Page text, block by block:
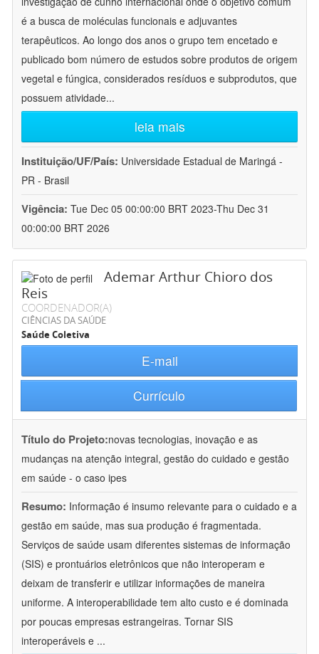
é a busca de moléculas funcionais e adjuvantes
terapêuticos. Ao longo dos anos o grupo tem encetado e
publicado bom número de estudos sobre produtos de origem
vegetal e fúngica, considerados resíduos e subprodutos, que
possuem atividade...
leia mais
Instituição/UF/País: Universidade Estadual de Maringá -
PR - Brasil
Vigência: Tue Dec 05 00:00:00 BRT 2023-Thu Dec 31
00:00:00 BRT 2026
Ademar Arthur Chioro dos
Reis
COORDENADOR(A)
CIÊNCIAS DA SAÚDE
Saúde Coletiva
E-mail
Currículo
Título do Projeto:novas tecnologias, inovação e as
mudanças na atenção integral, gestão do cuidado e gestão
em saúde - o caso ipes
Resumo: Informação é insumo relevante para o cuidado e a
gestão em saúde, mas sua produção é fragmentada.
Serviços de saúde usam diferentes sistemas de informação
(SIS) e prontuários eletrônicos que não interoperam e
deixam de transferir e utilizar informações de maneira
uniforme. A interoperabilidade tem alto custo e é dominada
por poucas empresas estrangeiras. Tornar SIS
interoperáveis e ...